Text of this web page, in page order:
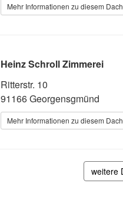
Mehr Informationen zu diesem
Heinz Schroll Zimmerei
Ritterstr. 10
91166 Georgensgmünd
Mehr Informationen zu diesem
weitere